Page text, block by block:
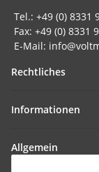
Tel.: +49 (0) 8331
Fax: +49 (0) 8331
E-Mail:
Rechtliches
Informationen
Allgemein